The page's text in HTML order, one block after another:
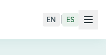
EN ES